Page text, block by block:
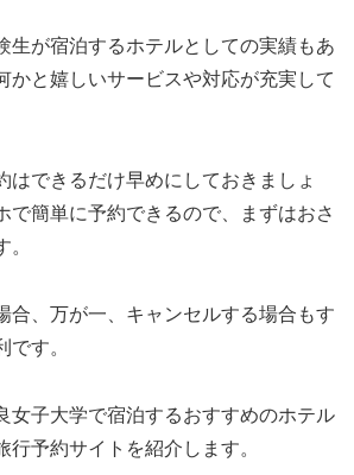
生が宿泊するホテルとしての実績もあ
かと嬉しいサービスや対応が充実して
はできるだけ早めにしておきましょ
で簡単に予約できるので、まずはおさ
合、万が一、キャンセルする場合もす
です。
女子大学で宿泊するおすすめのホテル
行予約サイトを紹介します。